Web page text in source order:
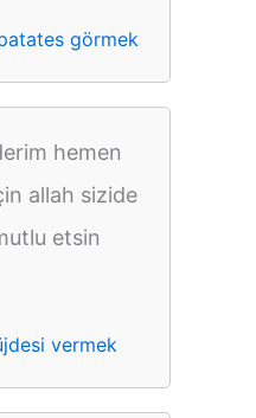
görmek
hemen
allah sizide
etsin
vermek